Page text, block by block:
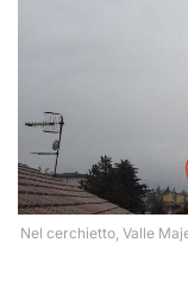
Nel cerchietto, Valle